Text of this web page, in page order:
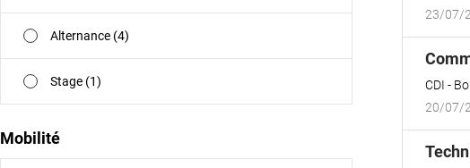
Alternance (4)
Stage (1)
Mobilité
23/07/
CDI
20/07/